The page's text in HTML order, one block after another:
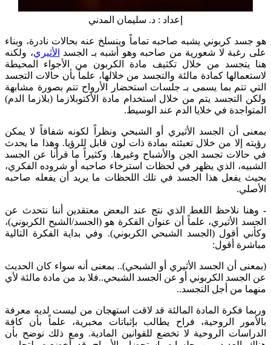
إعداد : د. سليمان المدني
هو جسد كربوني يشبه صاحبه تماماً وينسلخ عنه بحالات نادرة، وبناء
على رغبة لا شعورية من صاحبه وهو أشبه بـ الجسد
الأثيري، ولكنه
هنا يتجسد من خلال تكثيف مادة الكربون من الأجواء المحيطة
لاستعمالها كمادة مالئة والتجسد من خلالها، علماً بأن حالات التجسد
التي تتم بما يسمى بـ جلسات استحضار الأرواح تتم بصورة مشابهة
ولكن التجسد يتم من خلال استخدام مادة الأكتوبلازما (بلازما الدم)
المتواجدة في خلايا الدم عند الوسيط.
بمعنى أن الجسد الأثيري أو الشبحي ونظراً لكونه شفافاً لا يمكن
رؤيته إلا من خلال تعبئته بمادة ذات لون قابل للرؤيا. وهذا ما يحدث
في حالات تجسد الجن والأشباح وغيرها. وكثيراً ما قرأنا عن الجسد
الشبيه، الذي يظهر في لحظات استرخاء صاحبه أو شروده الفكري،
بحيث يفعل هذا الجسد في تلك اللحظات ما يريد أن يفعله صاحبه
الأصلي.
- وهنا نلاحظ اللغط الذي نتج عند البعض معتقدين أننا نتحدث عن
الجسد الأثيري، علماً أن عنوان الفكرة هو (الجسد/الشبح الكربوني)،
وكأني أقول (الجسد الشبحي الكربوني). وفي بداية الفكرة التالية
مباشرة أقول:
(بمعنى أن الجسد الأثيري أو الشبحي).. بمعنى أنه سواء كان الحديث
عن الجسد الكربوني أو عن الجسد الشبحي..فلا بد من مادة مالئة لأي
منهما من أجل التجسد..
وربما فكرة المادة المالئة قد لاقت استهجان من ليست لديه معرفة
بالأمور الروحية، فراح يطالب بإثباتات مخبرية، علماً بأن كافة
الدراسات الروحية لا تخضع للقوانين المادية. ومع ذلك نوضح بأن